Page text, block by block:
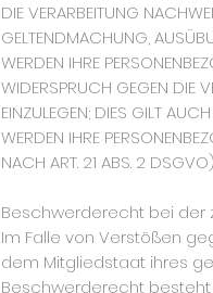
DIE VERARBEITUNG
GELTENDMACHUNG,
WERDEN IHRE
WIDERSPRUCH GEGEN DIE
EINZULEGEN; DIES GILT
WERDEN IHRE
NACH ART. 21 ABS. 2
Beschwerderecht bei der
Im Falle von Verstößen
dem Mitgliedstaat ihres
Beschwerderecht